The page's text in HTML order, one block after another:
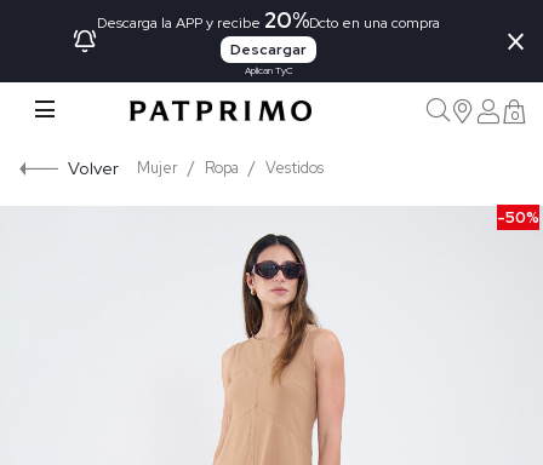
Descarga la APP y recibe 20%Dcto en una compra
Descargar
Aplican TyC
×
0
Volver Mujer Ropa Vestidos
-50%